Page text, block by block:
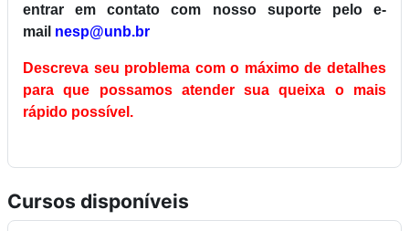
entrar em contato com nosso suporte pelo e-
mail nesp@unb.br
Descreva seu problema com o máximo de detalhes
para que possamos atender sua queixa o mais
rápido possível.
Cursos disponíveis